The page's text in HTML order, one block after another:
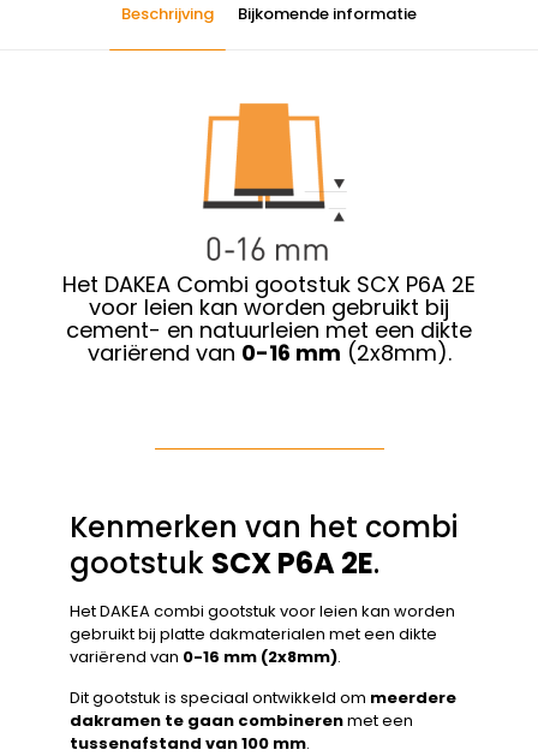
Beschrijving Bijkomende informatie
Het DAKEA Combi gootstuk SCX P6A 2E
voor leien kan worden gebruikt bij
cement- en natuurleien met een dikte
variërend van 0-16 mm (2x8mm).
Kenmerken van het combi
gootstuk SCX P6A 2E.
Het DAKEA combi gootstuk voor leien kan worden
gebruikt bij platte dakmaterialen met een dikte
variërend van 0-16 mm (2x8mm).
Dit gootstuk is speciaal ontwikkeld om meerdere
dakramen te gaan combinerenmet een
tussenafstand van 100 mm.